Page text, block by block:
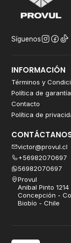
Síguenos
INFORMACIÓN
Términos y
Política de
Contacto
Política de
victor@provul.cl
+56982070697
56982070697
Provul
Anibal Pinto 1214
Concepción -
Biobío - Chile